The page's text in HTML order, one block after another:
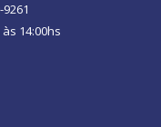
14:00hs